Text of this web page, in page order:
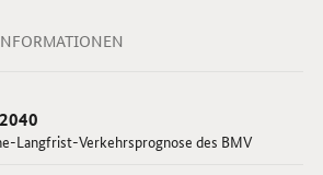
Langfrist-Verkehrsprognose des BMV